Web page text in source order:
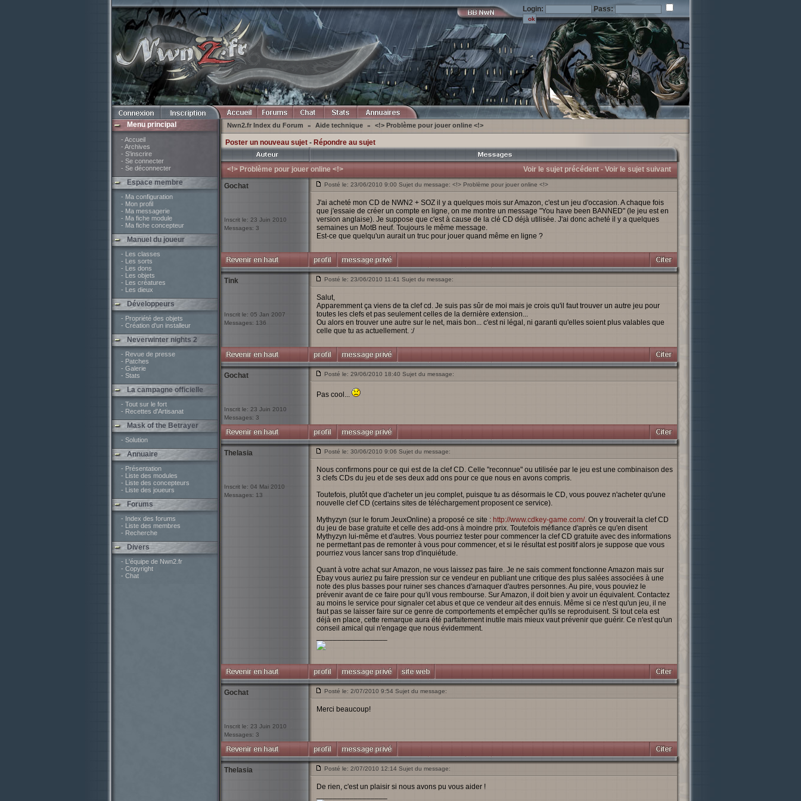
Login: Pass:
Menu principal
- Accueil
- Archives
- S'inscrire
- Se connecter
- Se déconnecter
Espace membre
- Ma configuration
- Mon profil
- Ma messagerie
- Ma fiche module
- Ma fiche concepteur
Manuel du joueur
- Les classes
- Les sorts
- Les dons
- Les objets
- Les créatures
- Les dieux
Développeurs
- Propriété des objets
- Création d'un installeur
Neverwinter nights 2
- Revue de presse
- Patches
- Galerie
- Stats
La campagne officielle
- Tout sur le fort
- Recettes d'Artisanat
Mask of the Betrayer
- Solution
Annuaire
- Présentation
- Liste des modules
- Liste des concepteurs
- Liste des joueurs
Forums
- Index des forums
- Liste des membres
- Recherche
Divers
- L'équipe de Nwn2.fr
- Copyright
- Chat
Nwn2.fr Index du Forum » Aide technique » <!> Problème pour jouer online <!>
Poster un nouveau sujet- Répondre au sujet
<!> Problème pour jouer online <!> Voir le sujet précédent - Voir le sujet suivant
Gochat
Inscrit le: 23 Juin 2010
Messages: 3
Posté le: 23/06/2010 9:00 Sujet du message: <!> Problème pour jouer online <!>
J'ai acheté mon CD de NWN2 + SOZ il y a quelques mois sur Amazon, c'est un jeu d'occasion. A chaque fois
que j'essaie de créer un compte en ligne, on me montre un message "You have been BANNED" (le jeu est en
version anglaise). Je suppose que c'est à cause de la clé CD déjà utilisée. J'ai donc acheté il y a quelques
semaines un MotB neuf. Toujours le même message.
Est-ce que quelqu'un aurait un truc pour jouer quand même en ligne ?
Tink
Inscrit le: 05 Jan 2007
Messages: 136
Posté le: 23/06/2010 11:41 Sujet du message:
Salut,
Apparemment ça viens de ta clef cd. Je suis pas sûr de moi mais je crois qu'il faut trouver un autre jeu pour
toutes les clefs et pas seulement celles de la dernière extension...
Ou alors en trouver une autre sur le net, mais bon... c'est ni légal, ni garanti qu'elles soient plus valables que
celle que tu as actuellement. :/
Gochat
Inscrit le: 23 Juin 2010
Messages: 3
Posté le: 29/06/2010 18:40 Sujet du message:
Pas cool...
Thelasia
Inscrit le: 04 Mai 2010
Messages: 13
Posté le: 30/06/2010 9:06 Sujet du message:
Nous confirmons pour ce qui est de la clef CD. Celle "reconnue" ou utilisée par le jeu est une combinaison des
3 clefs CDs du jeu et de ses deux add ons pour ce que nous en avons compris.
Toutefois, plutôt que d'acheter un jeu complet, puisque tu as désormais le CD, vous pouvez n'acheter qu'une
nouvelle clef CD (certains sites de téléchargement proposent ce service).
Mythyzyn (sur le forum JeuxOnline) a proposé ce site : http://www.cdkey-game.com/.On y trouverait la clef CD
du jeu de base gratuite et celle des add-ons à moindre prix. Toutefois méfiance d'après ce qu'en disent
Mythyzyn lui-même et d'autres. Vous pourriez tester pour commencer la clef CD gratuite avec des informations
ne permettant pas de remonter à vous pour commencer, et si le résultat est positif alors je suppose que vous
pourriez vous lancer sans trop d'inquiétude.
Quant à votre achat sur Amazon, ne vous laissez pas faire. Je ne sais comment fonctionne Amazon mais sur
Ebay vous auriez pu faire pression sur ce vendeur en publiant une critique des plus salées associées à une
note des plus basses pour ruiner ses chances d'arnaquer d'autres personnes. Au pire, vous pouviez le
prévenir avant de ce faire pour qu'il vous rembourse. Sur Amazon, il doit bien y avoir un équivalent. Contactez
au moins le service pour signaler cet abus et que ce vendeur ait des ennuis. Même si ce n'est qu'un jeu, il ne
faut pas se laisser faire sur ce genre de comportements et empêcher qu'ils se reproduisent. Si tout cela est
déjà en place, cette remarque aura été parfaitement inutile mais mieux vaut prévenir que guérir. Ce n'est qu'un
conseil amical qui n'engage que nous évidemment.
Gochat
Inscrit le: 23 Juin 2010
Messages: 3
Posté le: 2/07/2010 9:54 Sujet du message:
Merci beaucoup!
Thelasia Posté le: 2/07/2010 12:14 Sujet du message:
De rien, c'est un plaisir si nous avons pu vous aider !